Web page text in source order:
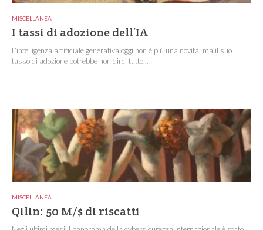
MISCELLANEA
I tassi di adozione dell’IA
L’intelligenza artificiale generativa oggi non è più una novità, ma il suo
tasso di adozione potrebbe non dirci tutto...
MISCELLANEA
Qilin: 50 M/$ di riscatti